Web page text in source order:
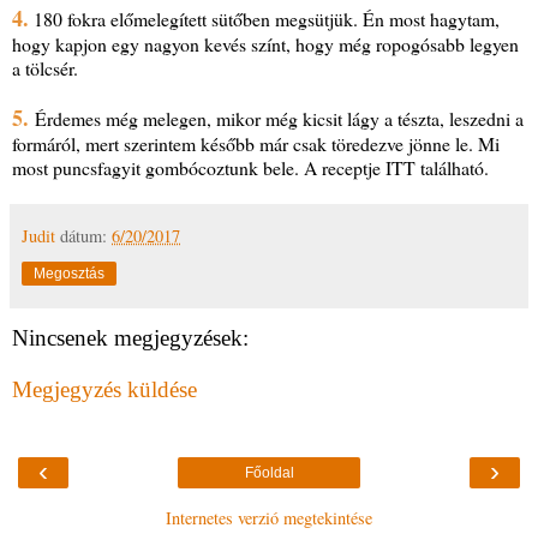
4. 180 fokra előmelegített sütőben megsütjük. Én most hagytam,
hogy kapjon egy nagyon kevés színt, hogy még ropogósabb legyen
a tölcsér.
5. Érdemes még melegen, mikor még kicsit lágy a tészta, leszedni a
formáról, mert szerintem később már csak töredezve jönne le. Mi
most puncsfagyit gombócoztunk bele. A receptje ITT található.
Judit dátum: 6/20/2017
Megosztás
Nincsenek megjegyzések:
Megjegyzés küldése
‹ ›
Főoldal
Internetes verzió megtekintése